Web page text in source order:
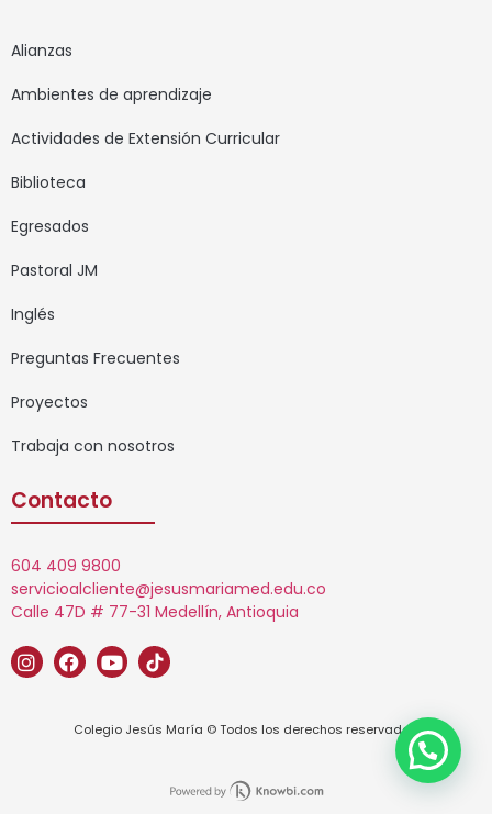
Alianzas
Ambientes de aprendizaje
Actividades de Extensión Curricular
Biblioteca
Egresados
Pastoral JM
Inglés
Preguntas Frecuentes
Proyectos
Trabaja con nosotros
Contacto
604 409 9800
servicioalcliente@jesusmariamed.edu.co
Calle 47D # 77-31 Medellín, Antioquia
Colegio Jesús María © Todos los derechos reservados.